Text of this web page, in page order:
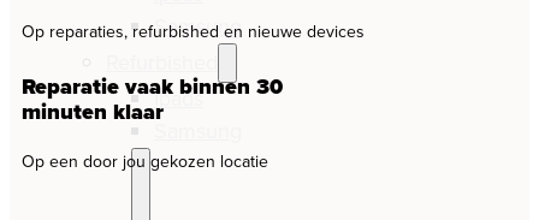
Samsung
Ipads
Op reparaties, refurbished en nieuwe devices
Reparatie vaak binnen 30
minuten klaar
Op een door jou gekozen locatie